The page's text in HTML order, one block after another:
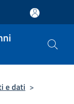
e dati >